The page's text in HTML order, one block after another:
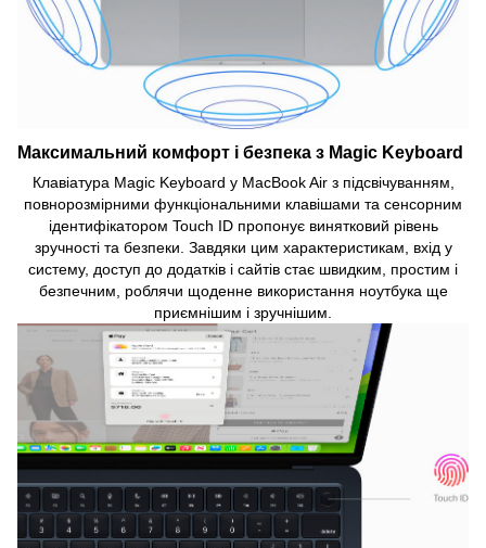
Максимальний комфорт і безпека з Magic Keyboard
Клавіатура Magic Keyboard у MacBook Air з підсвічуванням,
повнорозмірними функціональними клавішами та сенсорним
ідентифікатором Touch ID пропонує винятковий рівень
зручності та безпеки. Завдяки цим характеристикам, вхід у
систему, доступ до додатків і сайтів стає швидким, простим і
безпечним, роблячи щоденне використання ноутбука ще
приємнішим і зручнішим.